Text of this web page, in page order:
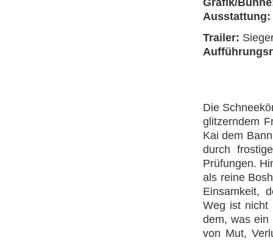
Grafik/
Ausstattung:
Trailer:
Die
glitzerndem
Kai dem
durch
Prüfungen.
als reine
Einsamkeit,
Weg ist nicht
dem, was ein
von Mut,